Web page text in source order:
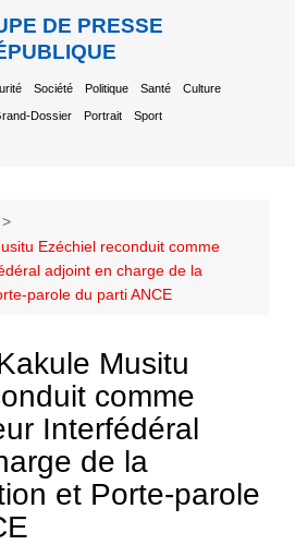
DE PRESSE
Société Politique Santé Culture
Dossier Portrait Sport
Ezéchiel reconduit comme
adjoint en charge de la
parole du parti ANCE
Musitu
comme
Interfédéral
de la
et Porte-parole